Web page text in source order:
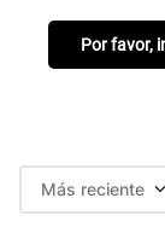
Por favor,
Más reciente